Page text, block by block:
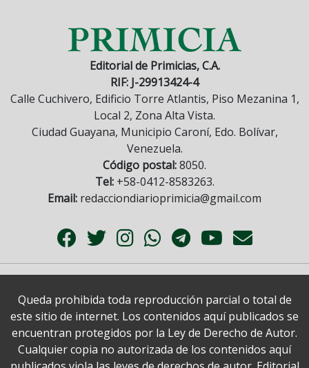
Editorial de Primicias, C.A.
RIF: J-29913424-4
Calle Cuchivero, Edificio Torre Atlantis, Piso Mezanina 1,
Local 2, Zona Alta Vista.
Ciudad Guayana, Municipio Caroní, Edo. Bolívar,
Venezuela.
Código postal:8050.
Tel:+58-0412-8583263.
Email: redacciondiarioprimicia@gmail.com
Queda prohibida toda reproducción parcial o total de
este sitio de internet. Los contenidos aquí publicados se
encuentran protegidos por la Ley de Derecho de Autor.
Cualquier copia no autorizada de los contenidos aquí